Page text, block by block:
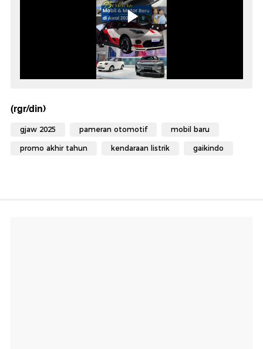
(rgr/din)
gjaw 2025 pameran otomotif mobil baru
promo akhir tahun kendaraan listrik gaikindo